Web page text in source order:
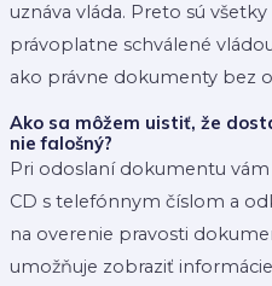
uznáva vláda. Preto sú
právoplatne schválené
ako právne dokumenty bez
Ako sa môžem uistiť, že
nie falošný?
Pri odoslaní dokumentu
CD s telefónnym číslom a
na overenie pravosti
umožňuje zobraziť